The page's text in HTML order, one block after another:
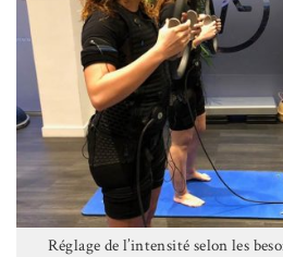
Réglage de l’intensité selon les